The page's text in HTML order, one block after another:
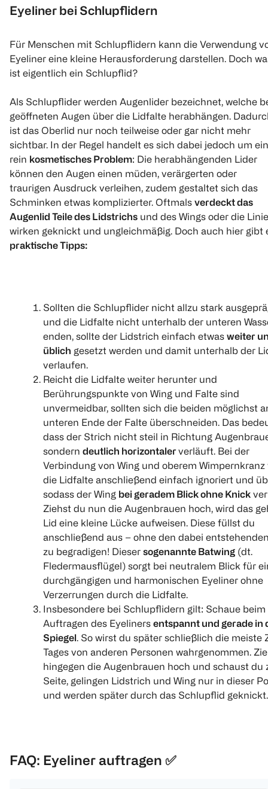
Eyeliner bei Schlupflidern
Für Menschen mit Schlupflidern kann die Verwendung
Eyeliner eine kleine Herausforderung darstellen. Doch
ist eigentlich ein Schlupflid?
Als Schlupflider werden Augenlider bezeichnet, welche
geöffneten Augen über die Lidfalte herabhängen.
ist das Oberlid nur noch teilweise oder gar nicht mehr
sichtbar. In der Regel handelt es sich dabei jedoch um ein
rein kosmetisches Problem: Die herabhängenden Lider
können den Augen einen müden, verärgerten oder
traurigen Ausdruck verleihen, zudem gestaltet sich das
Schminken etwas komplizierter. Oftmals verdeckt das
Augenlid Teile des Lidstrichs und des Wings oder die
wirken geknickt und ungleichmäßig. Doch auch hier gibt
praktische Tipps:
Sollten die Schlupflider nicht allzu stark
und die Lidfalte nicht unterhalb der unteren
enden, sollte der Lidstrich einfach etwas weiter
üblich gesetzt werden und damit unterhalb der
verlaufen.
Reicht die Lidfalte weiter herunter und
Berührungspunkte von Wing und Falte sind
unvermeidbar, sollten sich die beiden möglichst
unteren Ende der Falte überschneiden. Das
dass der Strich nicht steil in Richtung
sondern deutlich horizontalerverläuft. Bei der
Verbindung von Wing und oberem Wimpernkranz
die Lidfalte anschließend einfach ignoriert und
sodass der Wing bei geradem Blick ohne Knick
Ziehst du nun die Augenbrauen hoch, wird das
Lid eine kleine Lücke aufweisen. Diese füllst du
anschließend aus – ohne den dabei
zu begradigen! Dieser sogenannte Batwing (dt.
Fledermausflügel) sorgt bei neutralem Blick für
durchgängigen und harmonischen Eyeliner ohne
Verzerrungen durch die Lidfalte.
Insbesondere bei Schlupflidern gilt: Schaue beim
Auftragen des Eyeliners entspannt und gerade in
Spiegel . So wirst du später schließlich die meiste
Tages von anderen Personen wahrgenommen.
hingegen die Augenbrauen hoch und schaust du
Seite, gelingen Lidstrich und Wing nur in dieser
und werden später durch das Schlupflid geknickt.
FAQ: Eyeliner auftragen ✅